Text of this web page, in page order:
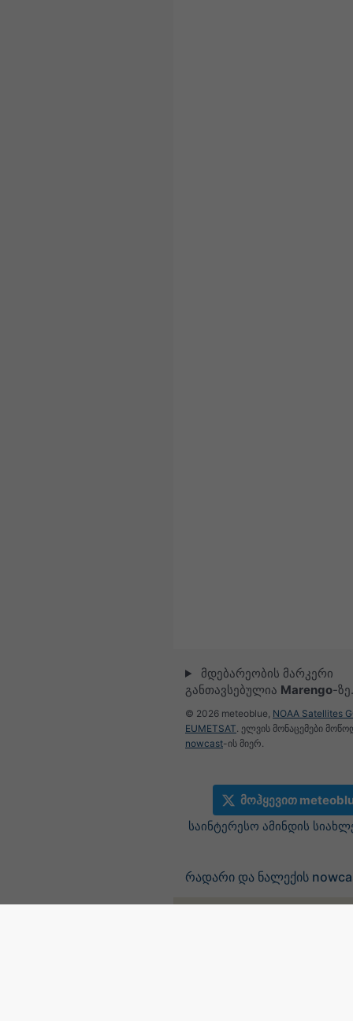
მდებარეობის მარკერი
განთავსებულია Marengo-
© 2026 meteoblue, NOAA Satellites
EUMETSAT. ელვის მონაცემები
nowcast-ის მიერ.
მოჰყევით
საინტერესო ამინდის
რადარი და ნალექის